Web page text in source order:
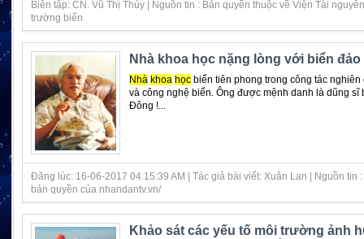
Biên tập: CN. Vũ Thị Thúy | Nguồn tin : Bản quyền thuộc về Viện Tài
trường biển
Nhà khoa học nặng lòng với biển đảo
Nhà khoa họcbiển tiên phong trong công tác
và công nghệ biển. Ông được mệnh danh là dũng sĩ
Đông !...
Đăng lúc: 16-06-2017 04:15:39 AM | Tác giả bài viết: Xuân Lan | Nguồn tin
bản quyền của nhandantv.vn/
Khảo sát các yếu tố môi trường ảnh